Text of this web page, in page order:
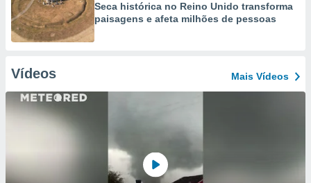
Seca histórica no Reino Unido transforma
paisagens e afeta milhões de pessoas
Vídeos Mais Vídeos